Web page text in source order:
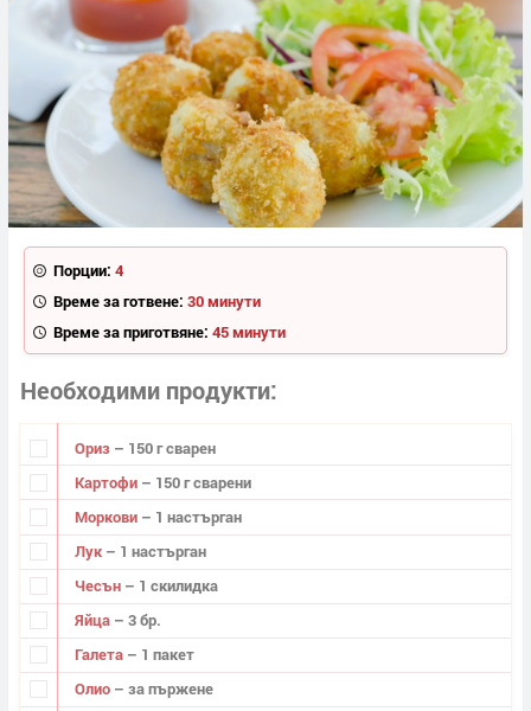
Порции: 4
Време за готвене: 30 минути
Време за приготвяне: 45 минути
Необходими продукти
Ориз – 150 г сварен
Картофи – 150 г сварени
Моркови – 1 настърган
Лук – 1 настърган
Чесън – 1 скилидка
Яйца – 3 бр.
Галета – 1 пакет
Олио – за пържене